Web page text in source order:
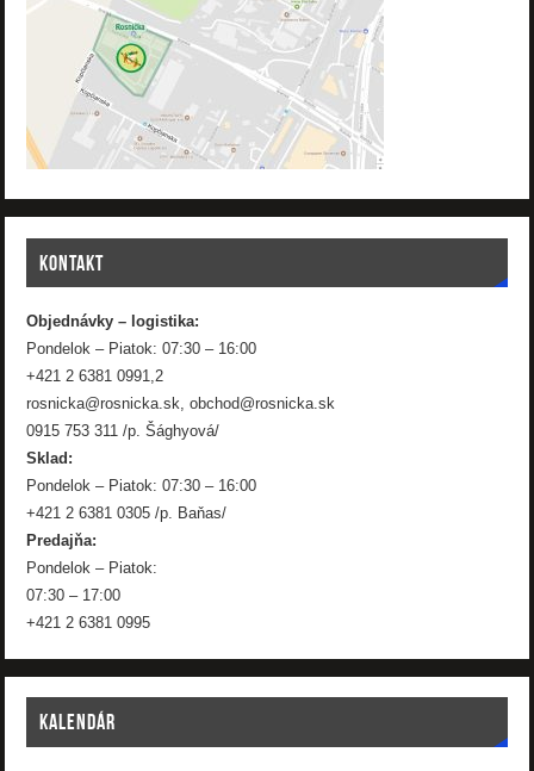
KONTAKT
Objednávky – logistika:
Pondelok – Piatok: 07:30 – 16:00
+421 2 6381 0991,2
rosnicka@rosnicka.sk, obchod@rosnicka.sk
0915 753 311 /p. Šághyová/
Sklad:
Pondelok – Piatok: 07:30 – 16:00
+421 2 6381 0305 /p. Baňas/
Predajňa:
Pondelok – Piatok:
07:30 – 17:00
+421 2 6381 0995
KALENDÁR